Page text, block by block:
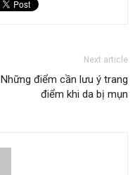
Next article
Những điểm cần lưu ý trang
điểm khi da bị mụn